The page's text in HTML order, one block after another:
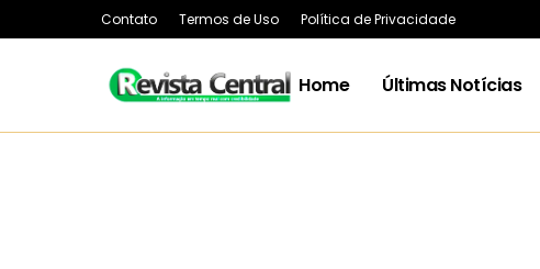
Contato Termos de Uso Política de Privacidade
Home Últimas Notícias